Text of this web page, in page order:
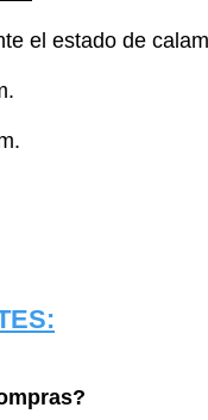
el estado de